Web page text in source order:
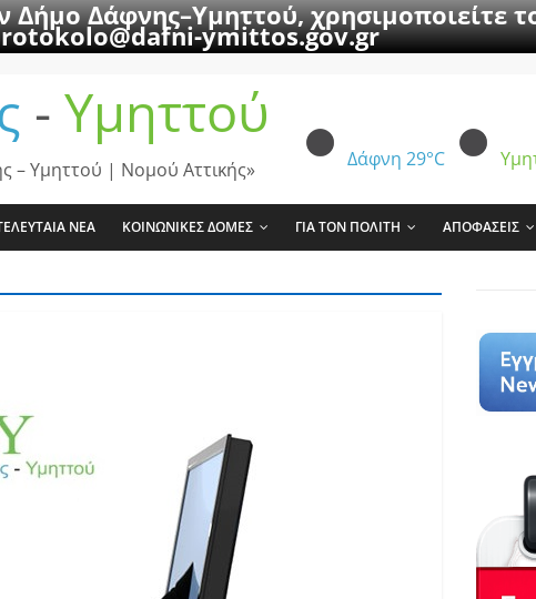
Δήμο Δάφνης–Υμηττού,
ymittos.gov.gr
- Υμηττού
Δάφνη 29°C
– Υμηττού | Νομού Αττικής»
ΝΕΑ ΚΟΙΝΩΝΙΚΕΣ ΔΟΜΕΣ ΓΙΑ ΤΟΝ ΠΟΛΙΤΗ ΑΠΟΦΑΣΕΙΣ